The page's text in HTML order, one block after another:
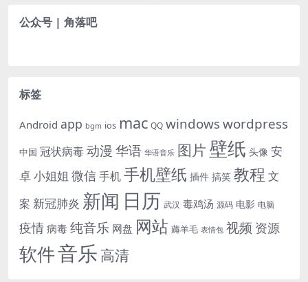
公众号 | 角落吧
标签
Android app bgm ios mac QQ windowswordpress
中国 冠状病毒动漫 华语 华语音乐 图片 壁纸 头像 安
卓小姐姐 微信手机手机壁纸 插件 搞笑 教程 文
案 新冠肺炎 新闻 日历 武汉 毒鸡汤 源码 电影 电脑
疫情 病毒 纯音乐 网盘 网站 薅羊毛 表情包 视频 资源
软件音乐 高清